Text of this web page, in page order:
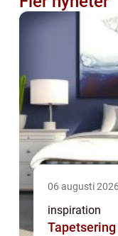
06 augusti 2026
inspiration
Tapetsering så skapar du hållbara och